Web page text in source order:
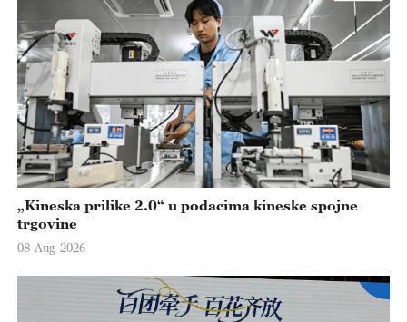
„Kineska prilike 2.0“ u podacima kineske spojne
trgovine
08-Aug-2026